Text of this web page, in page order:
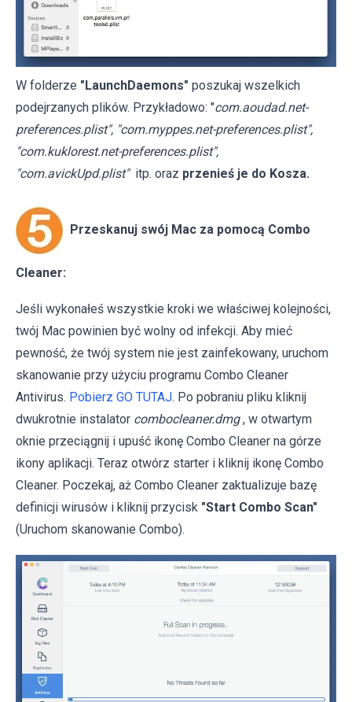
W folderze "LaunchDaemons" poszukaj wszelkich
podejrzanych plików. Przykładowo: "com.aoudad.net-
preferences.plist", "com.myppes.net-preferences.plist",
"com.kuklorest.net-preferences.plist",
"com.avickUpd.plist" itp. oraz przenieś je do Kosza.
Przeskanuj swój Mac za pomocą Combo
Cleaner:
Jeśli wykonałeś wszystkie kroki we właściwej kolejności,
twój Mac powinien być wolny od infekcji. Aby mieć
pewność, że twój system nie jest zainfekowany, uruchom
skanowanie przy użyciu programu Combo Cleaner
Antivirus. Pobierz GO TUTAJ. Po pobraniu pliku kliknij
dwukrotnie instalator combocleaner.dmg , w otwartym
oknie przeciągnij i upuść ikonę Combo Cleaner na górze
ikony aplikacji. Teraz otwórz starter i kliknij ikonę Combo
Cleaner. Poczekaj, aż Combo Cleaner zaktualizuje bazę
definicji wirusów i kliknij przycisk "Start Combo Scan"
(Uruchom skanowanie Combo).